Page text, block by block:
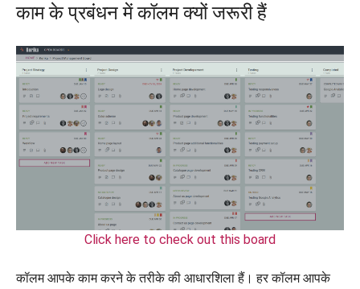
काम के प्रबंधन में कॉलम क्यों जरूरी हैं
Click here to check out this board
कॉलम आपके काम करने के तरीके की आधारशिला हैं। हर कॉलम आपके